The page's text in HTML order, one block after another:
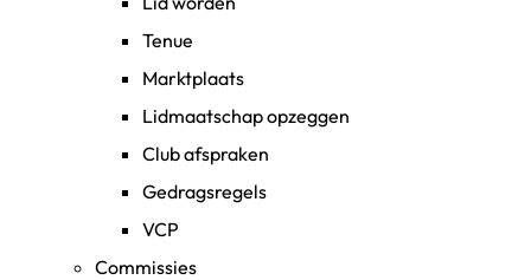
Tenue
Marktplaats
Lidmaatschap opzeggen
Club afspraken
Gedragsregels
VCP
Commissies